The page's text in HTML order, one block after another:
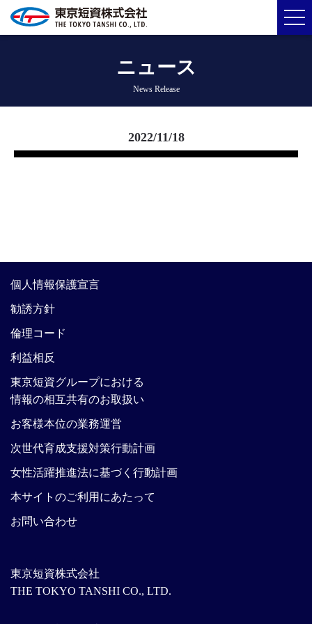
ニュース
News Release
2022/11/18
東京短資株式会社
THE TOKYO TANSHI CO., LTD.
個人情報保護宣言
勧誘方針
倫理コード
利益相反
東京短資グループにおける
情報の相互共有のお取扱い
お客様本位の業務運営
次世代育成支援対策行動計画
女性活躍推進法に基づく行動計画
本サイトのご利用にあたって
お問い合わせ